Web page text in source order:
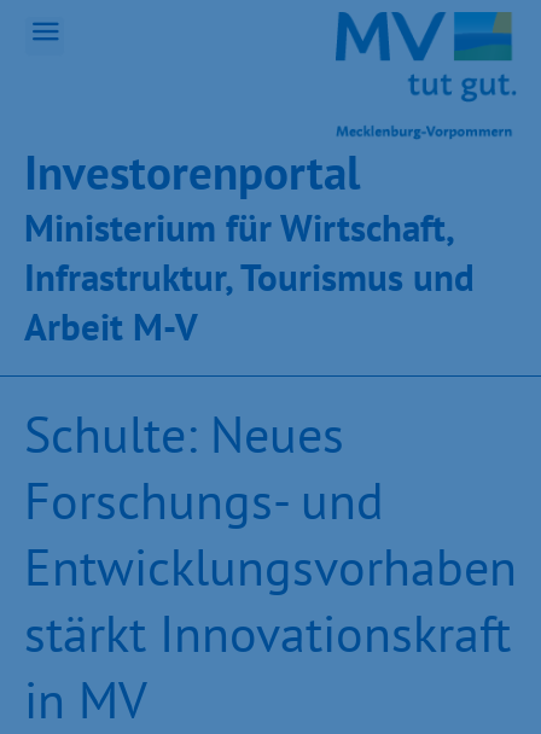
Inves­toren­por­tal
Ministeri­um für Wirt­schaft,
Infra­struk­tur, Tou­ris­mus und
Ar­beit M-V
Schulte: Neues
Forschungs- und
Entwicklungs­vorhaben
stärkt Innovationskraft
in MV